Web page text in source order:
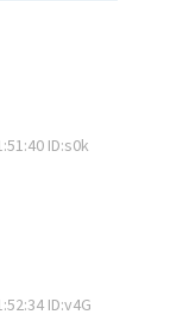
ID:s0k
ID:v4G